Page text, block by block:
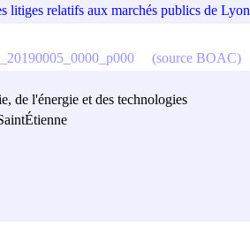
litiges relatifs aux marchés publics de Lyon
de l'énergie et des technologies
(source BOAC)